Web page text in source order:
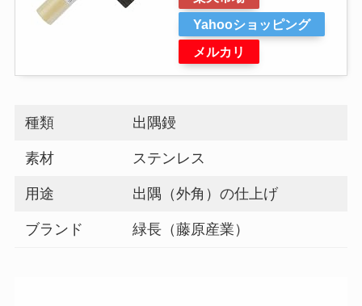
Yahooショッピング
メルカリ
種類 出隅鏝
素材 ステンレス
用途 出隅（外角）の仕上げ
ブランド 緑長（藤原産業）